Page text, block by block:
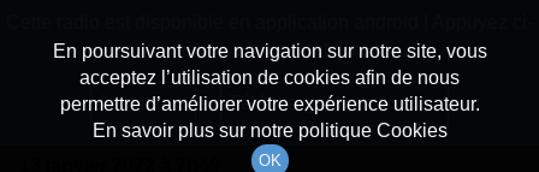
Détails De L'émission
En poursuivant votre navigation sur notre site, vous
acceptez l’utilisation de cookies afin de nous
permettre d’améliorer votre expérience utilisateur.
En savoir plus sur notre politique Cookies
OK
dessous pour l'installer.
Non merci Télécharger l'application